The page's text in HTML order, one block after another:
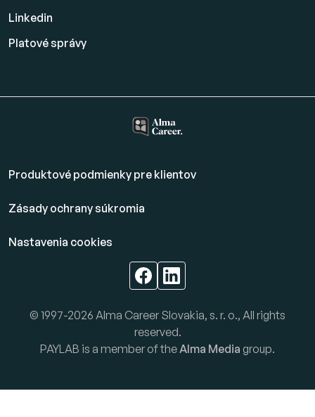
Linkedin
Platovésprávy
Produktové podmienky pre klientov
Zásady ochrany súkromia
Nastavenia cookies
© 1997-2026 Alma Career Slovakia, s. r. o., All rights
reserved.
PAYLAB is a member of the Alma Media group.